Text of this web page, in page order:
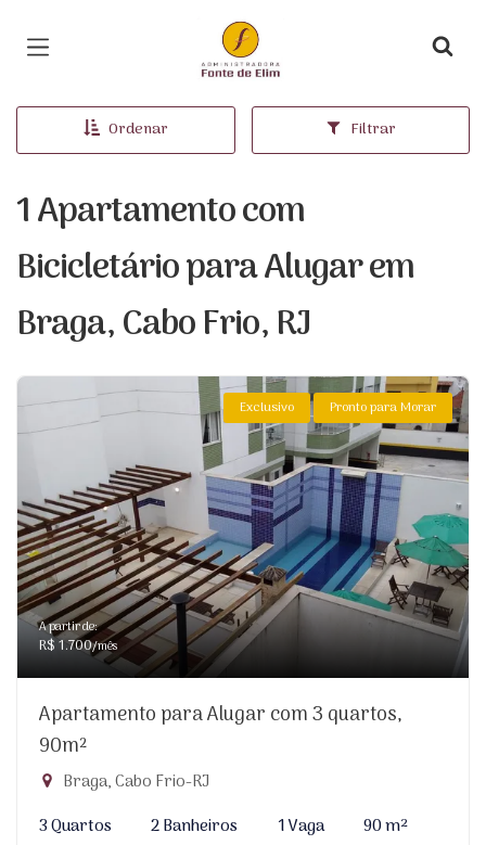
Página inicial
Ordenar Filtrar
1 Apartamento com
Bicicletário para Alugar em
Braga, Cabo Frio, RJ
Exclusivo Pronto para Morar
A partir de:
R$ 1.700/mês
Apartamento para Alugar com 3 quartos,
90m²
Braga, Cabo Frio-RJ
3 Quartos
2 Banheiros 1 Vaga
90 m²